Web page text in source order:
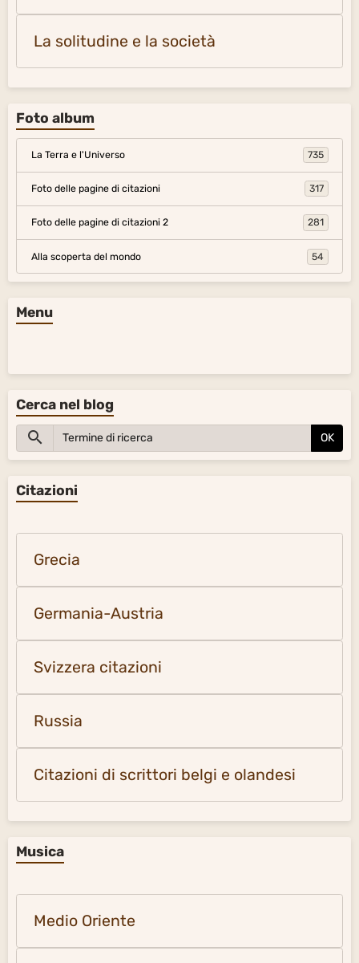
La solitudine e la società
Foto album
La Terra e l'Universo 735
Foto delle pagine di citazioni 317
Foto delle pagine di citazioni 2 281
Alla scoperta del mondo 54
Menu
Cerca nel blog
OK
Citazioni
Grecia
Germania-Austria
Svizzera citazioni
Russia
Citazioni di scrittori belgi e olandesi
Musica
Medio Oriente